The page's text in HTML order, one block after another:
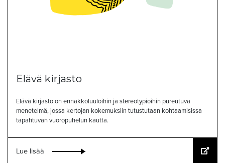
Elävä kirjasto
Elävä kirjasto on ennakkoluuloihin ja stereotypioihin pureutuva
menetelmä, jossa kertojan kokemuksiin tutustutaan kohtaamisissa
tapahtuvan vuoropuhelun kautta.
Lue lisää